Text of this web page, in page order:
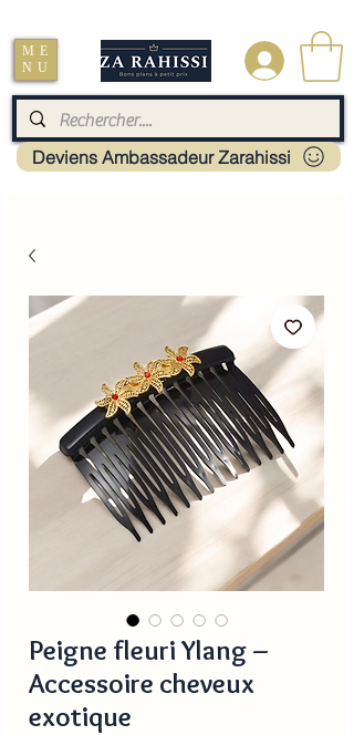
ME
NU
.
Deviens Ambassadeur Zarahissi
Peigne fleuri Ylang –
Accessoire cheveux
exotique